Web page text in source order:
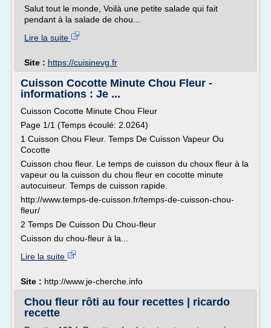
Salut tout le monde, Voilà une petite salade qui fait
pendant à la salade de chou...
Lire la suite
Site : https://cuisinevg.fr
Cuisson Cocotte Minute Chou Fleur -
informations : Je ...
Cuisson Cocotte Minute Chou Fleur
Page 1/1 (Temps écoulé: 2.0264)
1 Cuisson Chou Fleur. Temps De Cuisson Vapeur Ou
Cocotte
Cuisson chou fleur. Le temps de cuisson du choux fleur à la
vapeur ou la cuisson du chou fleur en cocotte minute
autocuiseur. Temps de cuisson rapide.
http://www.temps-de-cuisson.fr/temps-de-cuisson-chou-
fleur/
2 Temps De Cuisson Du Chou-fleur
Cuisson du chou-fleur à la...
Lire la suite
Site : http://www.je-cherche.info
Chou fleur rôti au four recettes | ricardo
recette